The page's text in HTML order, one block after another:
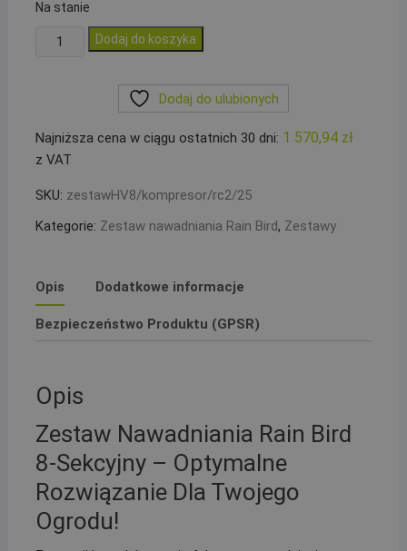
Na stanie
ilość
8
sekcji:
kolektor
kompresorem,
2
studzienki
25
Dodaj do koszyka
Dodaj do ulubionych
Najniższa cena w ciągu ostatnich 30 dni: 1 570,94 zł
z VAT
SKU: zestawHV8/kompresor/rc2/25
Kategorie: Zestaw nawadniania Rain Bird, Zestawy
Opis Dodatkowe informacje
Bezpieczeństwo Produktu (GPSR)
Opis
Zestaw Nawadniania Rain Bird
8-Sekcyjny – Optymalne
Rozwiązanie Dla Twojego
Ogrodu!